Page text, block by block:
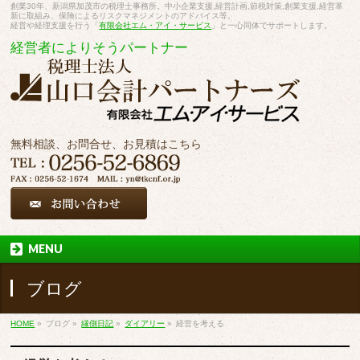
創業30年、新潟県加茂市の税理士事務所。中小企業支援,経営計画,節税対策,創業支援,経営革
新に取組み、保険によるリスクマネジメントのアドバイス等。
経営や経理支援を行う「有限会社エム・アイ・サービス 」と一心同体でサポートします。
経営者によりそうパートナー
無料相談、お問合せ、お見積はこちら
MENU
ブログ
HOME » ブログ » 縁側日記 » ダイアリー » 経営を考える